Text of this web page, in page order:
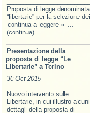
Proposta di legge denominata
“libertarie” per la selezione dei
continua a leggere » ...
(continua)
Presentazione della
proposta di legge “Le
Libertarie” a Torino
30 Oct 2015
Nuovo intervento sulle
Libertarie, in cui illustro alcuni
dettagli della proposta di